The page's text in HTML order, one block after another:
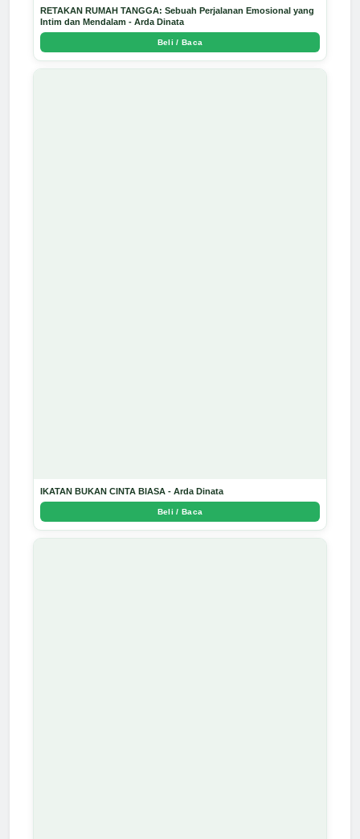
RETAKAN RUMAH TANGGA: Sebuah Perjalanan Emosional yang
Intim dan Mendalam - Arda Dinata
Beli / Baca
IKATAN BUKAN CINTA BIASA - Arda Dinata
Beli / Baca